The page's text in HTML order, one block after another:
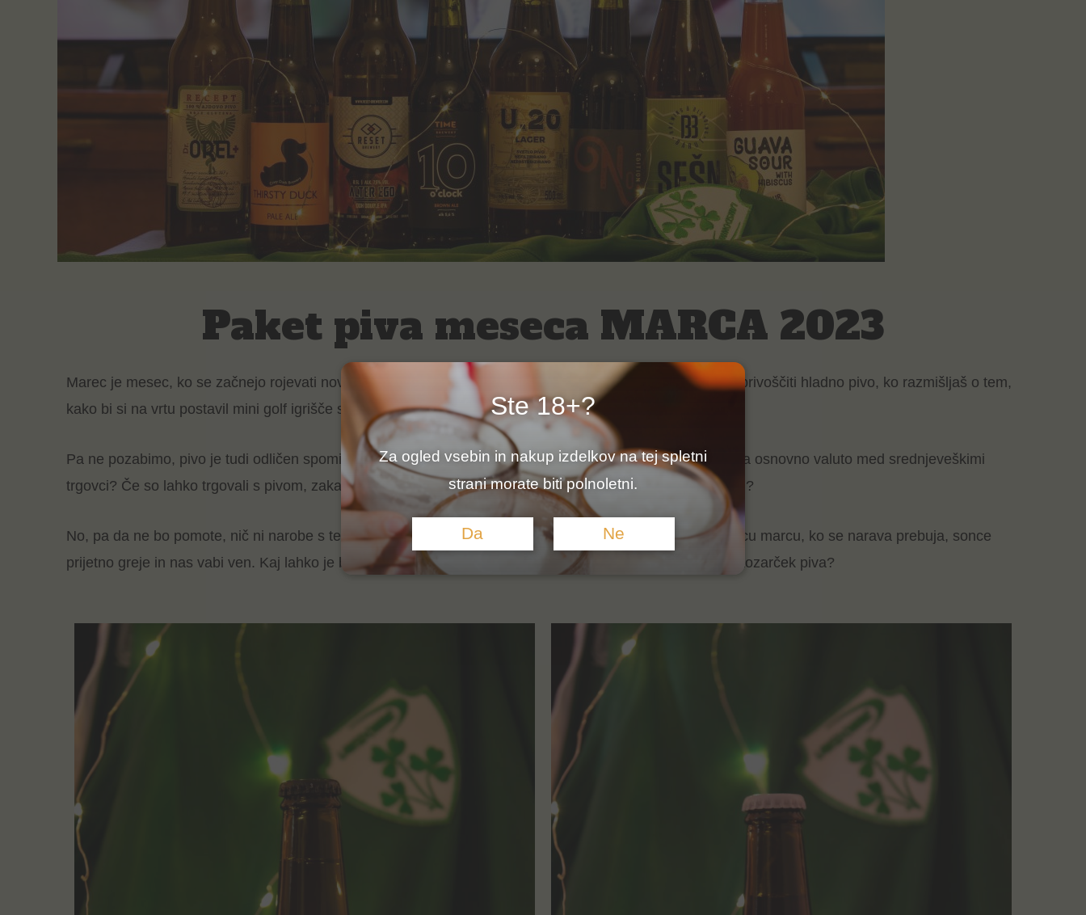
Paket piva meseca MARCA 2023
Marec je mesec, ko se začnejo rojevati nove ideje, pa naj bodo še tako norčave. In kaj je boljšega, kot si privoščiti hladno pivo, ko razmišljaš o tem,
kako bi si na vrtu postavil mini golf igrišče sredi zelenja.
Pa ne pozabimo, pivo je tudi odličen spomin na našo preteklost. Kdo bi si mislil, da je pivo nekoč veljalo za osnovno valuto med srednjeveškimi
trgovci? Če so lahko trgovali s pivom, zakaj pa mi ne bi izkoristili priložnosti za malo druženja ob kozarčku?
No, pa da ne bo pomote, nič ni narobe s tem, če si občasno privoščimo kozarec piva. Še posebej v mesecu marcu, ko se narava prebuja, sonce
prijetno greje in nas vabi ven. Kaj lahko je boljšega od tega, da si s prijatelji privoščimo piknik v naravi in kozarček piva?
Ste 18+?
Za ogled vsebin in nakup izdelkov na tej spletni
strani morate biti polnoletni.
Da Ne